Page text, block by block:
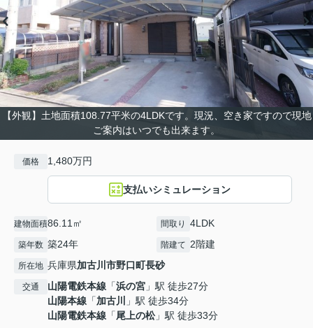
【外観】土地面積108.77平米の4LDKです。現況、空き家ですので現地
ご案内はいつでも出来ます。
価格 1,480万円
支払いシミュレーション
建物面積86.11㎡ 間取り 4LDK
築年数 築24年 階建て 2階建
所在地 兵庫県加古川市野口町長砂
交通 山陽電鉄本線 「浜の宮 」駅 徒歩27分
山陽本線 「加古川
」駅 徒歩34分
山陽電鉄本線 「尾上の松」駅 徒歩33分